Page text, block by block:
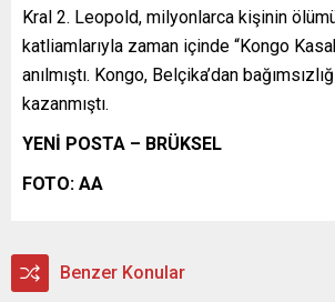
Kral 2. Leopold, milyonlarca kişinin
katliamlarıyla zaman içinde “Kongo
anılmıştı. Kongo, Belçika’dan
kazanmıştı.
YENİ POSTA – BRÜKSEL
FOTO: AA
Benzer Konular